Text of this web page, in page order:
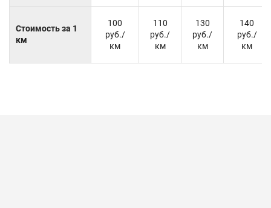
Стоимость за 1
км
100
руб./
км
110
руб./
км
130
руб./
км
140
руб./
км